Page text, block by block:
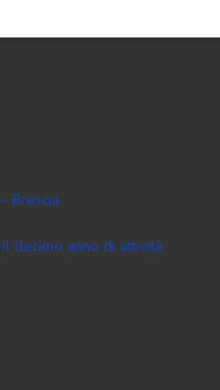
Brescia
decimo anno di attività